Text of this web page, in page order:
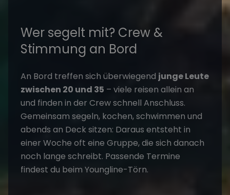
Wer segelt mit? Crew &
Stimmung an Bord
An Bord treffen sich überwiegend junge Leute
zwischen 20 und 35 – viele reisen allein an
und finden in der Crew schnell Anschluss.
Gemeinsam segeln, kochen, schwimmen und
abends an Deck sitzen: Daraus entsteht in
einer Woche oft eine Gruppe, die sich danach
noch lange schreibt. Passende Termine
findest du beim Youngline-Törn.